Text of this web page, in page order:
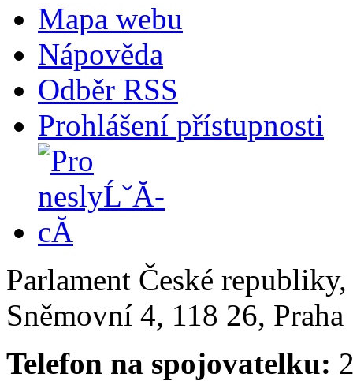
Mapa webu
Nápověda
Odběr RSS
Prohlášení přístupnosti
Parlament České
Sněmovní 4, 118 26,
Telefon na spojovatelku: